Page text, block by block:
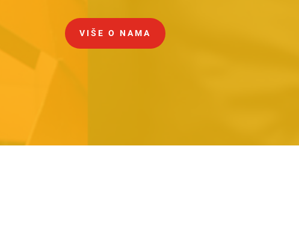
VIŠE O NAMA